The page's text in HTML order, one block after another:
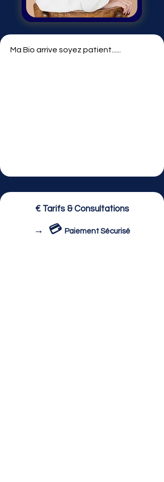
Ma Bio arrive soyez patient......
€ Tarifs & Consultations
→ 💳 Paiement Sécurisé